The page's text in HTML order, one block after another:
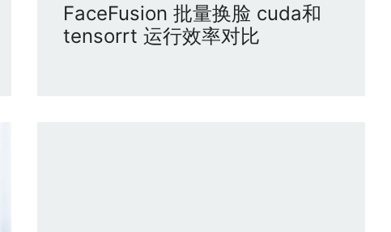
FaceFusion 批量换脸 cuda和
tensorrt 运行效率对比